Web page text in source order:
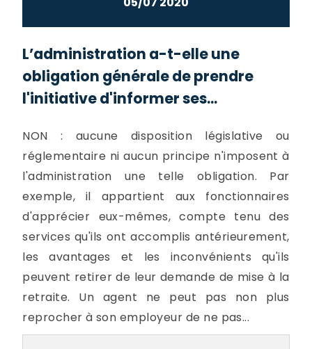
L’administration a-t-elle une
obligation générale de prendre
l'initiative d'informer ses...
NON : aucune disposition législative ou
réglementaire ni aucun principe n'imposent à
l'administration une telle obligation. Par
exemple, il appartient aux fonctionnaires
d'apprécier eux-mêmes, compte tenu des
services qu'ils ont accomplis antérieurement,
les avantages et les inconvénients qu'ils
peuvent retirer de leur demande de mise à la
retraite. Un agent ne peut pas non plus
reprocher à son employeur de ne pas...